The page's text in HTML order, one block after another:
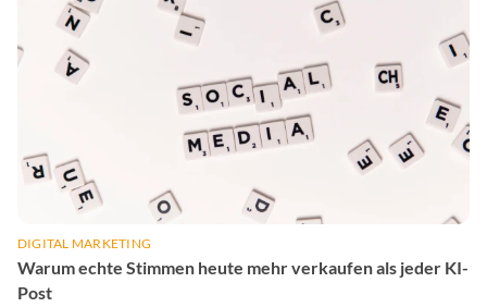
DIGITAL MARKETING
Warum echte Stimmen heute mehr verkaufen als jeder KI-
Post